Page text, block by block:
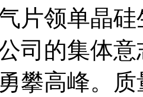
片领单晶
司的集体
攀高峰。